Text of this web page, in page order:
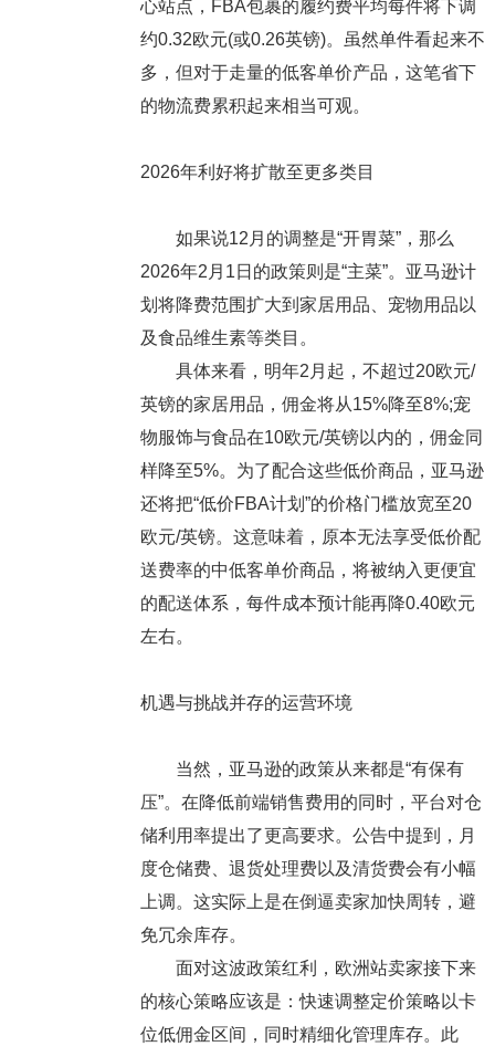
心站点，FBA包裹的履约费平均每件将下调
约0.32欧元(或0.26英镑)。虽然单件看起来不
多，但对于走量的低客单价产品，这笔省下
的物流费累积起来相当可观。
2026年利好将扩散至更多类目
如果说12月的调整是“开胃菜”，那么
2026年2月1日的政策则是“主菜”。亚马逊计
划将降费范围扩大到家居用品、宠物用品以
及食品维生素等类目。
具体来看，明年2月起，不超过20欧元/
英镑的家居用品，佣金将从15%降至8%;宠
物服饰与食品在10欧元/英镑以内的，佣金同
样降至5%。为了配合这些低价商品，亚马逊
还将把“低价FBA计划”的价格门槛放宽至20
欧元/英镑。这意味着，原本无法享受低价配
送费率的中低客单价商品，将被纳入更便宜
的配送体系，每件成本预计能再降0.40欧元
左右。
机遇与挑战并存的运营环境
当然，亚马逊的政策从来都是“有保有
压”。在降低前端销售费用的同时，平台对仓
储利用率提出了更高要求。公告中提到，月
度仓储费、退货处理费以及清货费会有小幅
上调。这实际上是在倒逼卖家加快周转，避
免冗余库存。
面对这波政策红利，欧洲站卖家接下来
的核心策略应该是：快速调整定价策略以卡
位低佣金区间，同时精细化管理库存。此